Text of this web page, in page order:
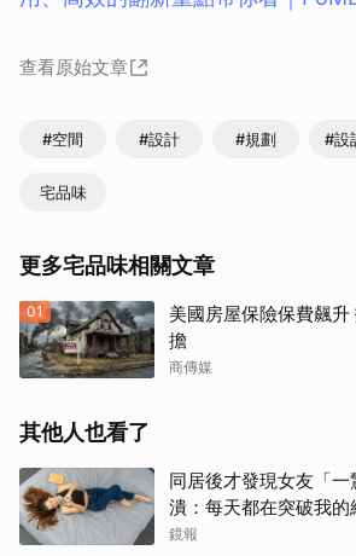
查看原始文章
#空間 #設計 #規劃 #設
宅品味
更多宅品味相關文章
01
美國房屋保險保費飆
擔
商傳媒
其他人也看了
同居後才發現女友「
潰：每天都在突破我的
鏡報